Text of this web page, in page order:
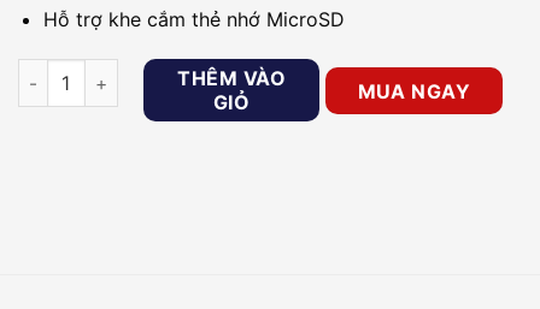
Hỗ trợ khe cắm thẻ nhớ MicroSD
Camera IP Wifi quay quét EZVIZ C8W 4MP số lượng
THÊM VÀO
GIỎ
MUA NGAY